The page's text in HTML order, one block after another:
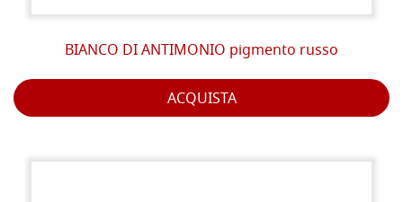
BIANCO DI ANTIMONIO pigmento russo
ACQUISTA